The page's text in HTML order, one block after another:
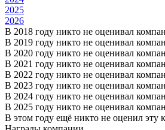
2025
2026
В 2018 году никто не оценивал
В 2019 году никто не оценивал
В 2020 году никто не оценивал
В 2021 году никто не оценивал
В 2022 году никто не оценивал
В 2023 году никто не оценивал
В 2024 году никто не оценивал
В 2025 году никто не оценивал
В этом году ещё никто не оценил эту